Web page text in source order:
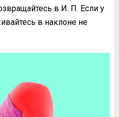
в И. П. Если у
в наклоне не